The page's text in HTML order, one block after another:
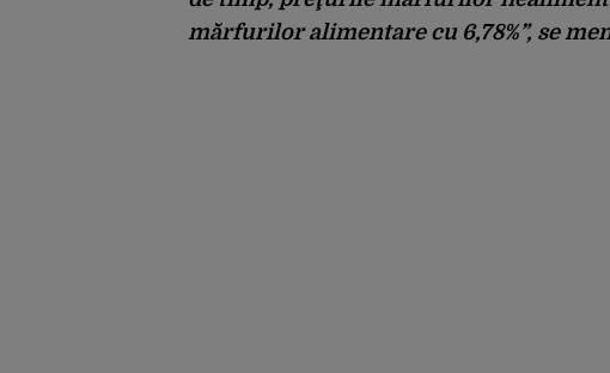
mărfurilor alimentare cu 6,78%”, se